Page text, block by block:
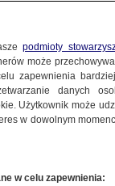
podmioty
może
zapewnienia
danych
Użytkownik może
w dowolnym
w celu zapewnienia: